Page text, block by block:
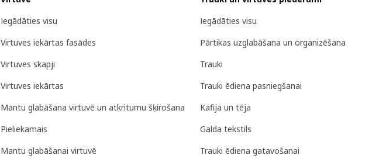
Iegādāties visu
Virtuves iekārtas fasādes
Virtuves skapji
Virtuves iekārtas
Mantu glabāšana virtuvē un atkritumu šķirošana
Pieliekamais
Mantu glabāšanai virtuvē
Iegādāties visu
Pārtikas uzglabāšana un organizēšana
Trauki
Trauki ēdiena pasniegšanai
Kafija un tēja
Galda tekstils
Trauki ēdiena gatavošanai